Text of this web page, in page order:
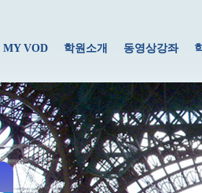
MY VOD 학원소개 동영상강좌